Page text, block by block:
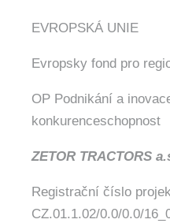
EVROPSKÁ UNIE
Evropsky fond pro
OP Podnikání a
konkurenceschopnost
ZETOR TRACTORS
Registrační číslo
CZ.01.1.02/0.0/0.0/